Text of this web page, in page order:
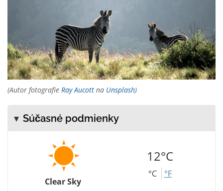
(Autor fotografie Ray Aucott na Unsplash)
Súčasné podmienky
Clear Sky
12°C
°C °F